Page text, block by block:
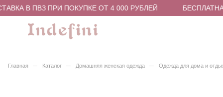
В ПВЗ ПРИ ПОКУПКЕ ОТ 4 000 РУБЛЕЙ
Главная – Каталог – Домашняя женская одежда – Одежда для дома и